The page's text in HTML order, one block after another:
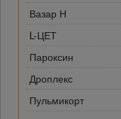
Вазар Н
L-ЦЕТ
Пароксин
Дроплекс
Пульмикорт